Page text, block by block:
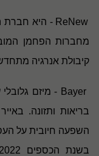
ReNew - היא חברת
מחברות הפחמן
קיבולת אנרגיה
Bayer - מיזם
בריאות ותזונה.
השפעה חיובית על